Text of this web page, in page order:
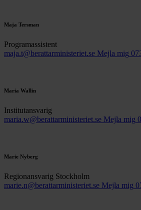
Maja Tersman
Programassistent
maja.t@berattarministeriet.se Mejla mig
Maria Wallin
Institutansvarig
maria.w@berattarministeriet.se Mejla mig
Marie Nyberg
Regionansvarig Stockholm
marie.n@berattarministeriet.se Mejla mig